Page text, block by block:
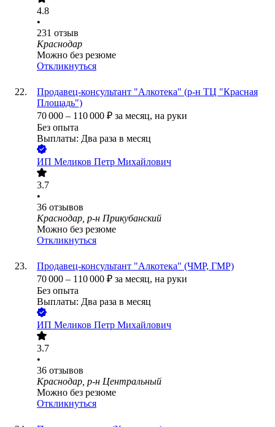
4.8
•
231 отзыв
Краснодар
Можно без резюме
Откликнуться
Продавец-консультант "Алкотека" (р-н ТЦ "Красная
Площадь")
70 000 – 110 000 ₽ за месяц, на руки
Без опыта
Выплаты: Два раза в месяц
ИП Меликов Петр Михайлович
3.7
•
36 отзывов
Краснодар, р-н Прикубанский
Можно без резюме
Откликнуться
Продавец-консультант "Алкотека" (ЧМР, ГМР)
70 000 – 110 000 ₽ за месяц, на руки
Без опыта
Выплаты: Два раза в месяц
ИП Меликов Петр Михайлович
3.7
•
36 отзывов
Краснодар, р-н Центральный
Можно без резюме
Откликнуться